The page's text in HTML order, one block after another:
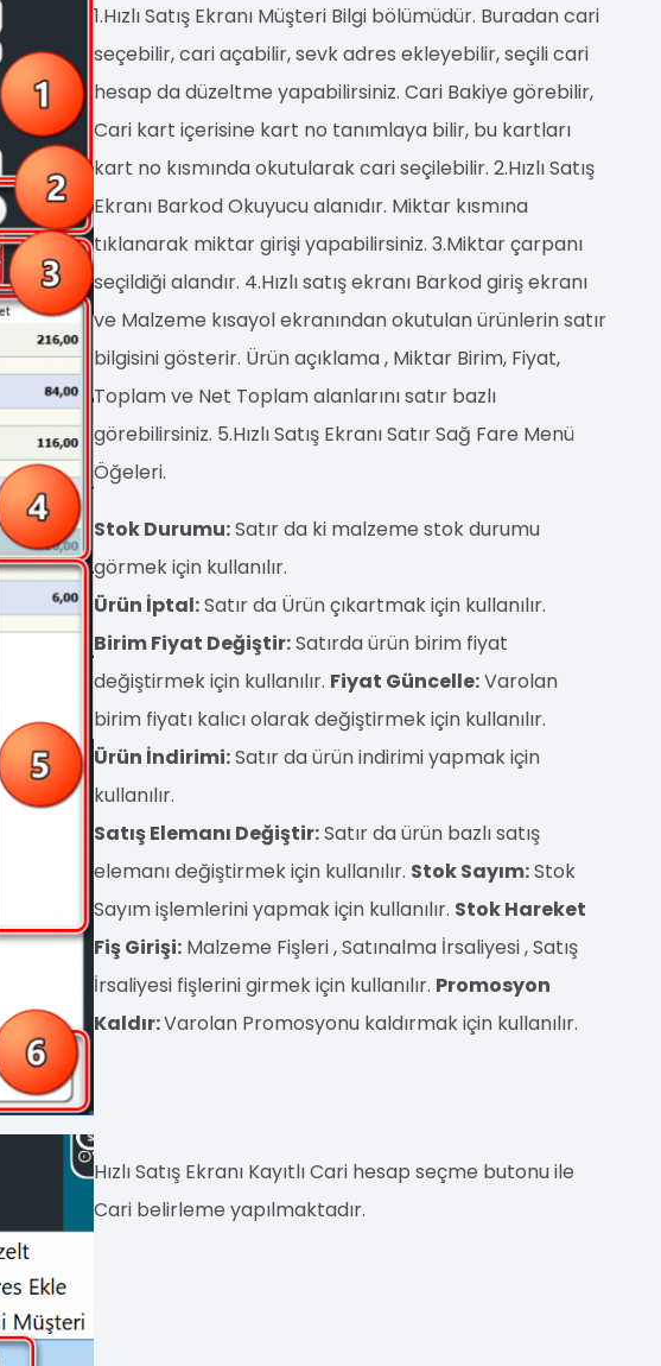
1.Hızlı Satış Ekranı Müşteri Bilgi bölümüdür. Buradan cari
seçebilir, cari açabilir, sevk adres ekleyebilir, seçili cari
hesap da düzeltme yapabilirsiniz. Cari Bakiye görebilir,
Cari kart içerisine kart no tanımlaya bilir, bu kartları
kart no kısmında okutularak cari seçilebilir. 2.Hızlı Satış
Ekranı Barkod Okuyucu alanıdır. Miktar kısmına
tıklanarak miktar girişi yapabilirsiniz. 3.Miktar çarpanı
seçildiği alandır. 4.Hızlı satış ekranı Barkod giriş ekranı
ve Malzeme kısayol ekranından okutulan ürünlerin satır
bilgisini gösterir. Ürün açıklama , Miktar Birim, Fiyat,
Toplam ve Net Toplam alanlarını satır bazlı
görebilirsiniz. 5.Hızlı Satış Ekranı Satır Sağ Fare Menü
Öğeleri.
Stok Durumu:Satır da ki malzeme stok durumu
görmek için kullanılır.
Ürün İptal:Satır da Ürün çıkartmak için kullanılır.
Birim Fiyat Değiştir:Satırda ürün birim fiyat
değiştirmek için kullanılır. Fiyat Güncelle:Varolan
birim fiyatı kalıcı olarak değiştirmek için kullanılır.
Ürün İndirimi:Satır da ürün indirimi yapmak için
kullanılır.
Satış Elemanı Değiştir:Satır da ürün bazlı satış
elemanı değiştirmek için kullanılır. Stok Sayım:Stok
Sayım işlemlerini yapmak için kullanılır. Stok Hareket
Fiş Girişi: Malzeme Fişleri , Satınalma İrsaliyesi , Satış
İrsaliyesi fişlerini girmek için kullanılır. Promosyon
Kaldır:Varolan Promosyonu kaldırmak için kullanılır.
Hızlı Satış Ekranı Kayıtlı Cari hesap seçme butonu ile
Cari belirleme yapılmaktadır.